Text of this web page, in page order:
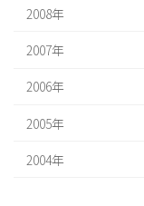
2008年
2007年
2006年
2005年
2004年